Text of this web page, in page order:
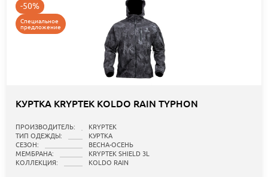
-50%
Специальное
предложение
КУРТКА KRYPTEK KOLDO RAIN TYPHON
ПРОИЗВОДИТЕЛЬ:
KRYPTEK
ТИП ОДЕЖДЫ:
КУРТКА
СЕЗОН:
ВЕСНА-ОСЕНЬ
МЕМБРАНА:
KRYPTEK SHIELD 3L
КОЛЛЕКЦИЯ:
KOLDO RAIN